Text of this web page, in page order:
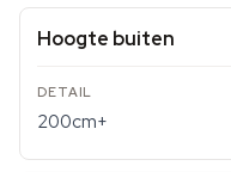
Hoogte buiten
200cm+